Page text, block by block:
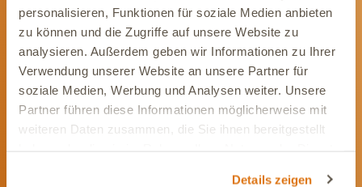
personalisieren, Funktionen für soziale Medien anbieten
zu können und die Zugriffe auf unsere Website zu
analysieren. Außerdem geben wir Informationen zu Ihrer
Verwendung unserer Website an unsere Partner für
soziale Medien, Werbung und Analysen weiter. Unsere
Partner führen diese Informationen möglicherweise mit
weiteren Daten zusammen, die Sie ihnen bereitgestellt
Details zeigen
Werde Teil unserer Community
Bleib immer auf dem Laufenden und vernetze Dich mit uns auf
Social Media. Unsere Kanäle bieten Dir aktuelle News und